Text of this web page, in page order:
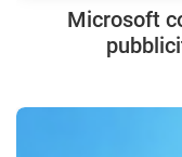
Microsoft